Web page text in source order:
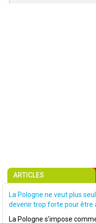
ARTICLES
La Pologne ne veut plus
devenir trop forte pour être
La Pologne s’impose